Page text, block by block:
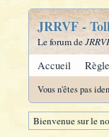
JRRVF -
Le forum de
Accueil
Vous n'êtes pas
Bienvenue sur le